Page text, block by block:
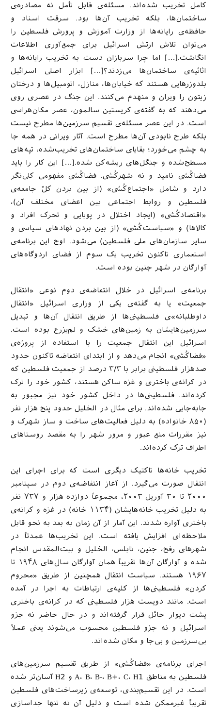
کامل تخریب شده‌اند. مسئله‌ی قابل تأمل نه مصادره‌ی
ساختمان‌ها، بلکه تخریب آن‌ها بود. سرقت اسناد و
حافظه‌ی رایانه‌ها از وزارت آموزش و پرورش فلسطین را
می‌توان تلاش ارتش اسرائیل برای جمع‌آوری اطلاعات
انگاشت.[…] اما چرا سربازان دست به تخریب رایانه‌ها و
اثاثیه‌ی ساختمان‌ها می‌زدند؟[…] ابزار اصلی اسرائیل
بلدوزرهایی هستند که خیابان‌ها، منازل، اتومبیل‌ها و درختان
زیتون را ویران و منهدم می‌کنند. این جنگ در عصری روی
می‌دهند که به گفته‌ی کریستین سالمون، عصر مکان‌هراسی
است. در این عصر مسئله‌ی تقسیم سرزمین‌ها مطرح نیست
بلکه طرح نابودی آن‌ها مطرح است. آثار ویرانی در همه جا
به چشم می‌خورد؛ بقایای ساختمان‌های تخریب‌شده، تپه‌های
مسطح‌شده و جنگل‌های ریشه‌کن شده.[…] این کار را باید
فضاکُشی نامید و نه شهرکُشی. فضاکُشی مفهومی کلی‌نگر
دارد و شامل «اجتماع‌کُشی» (از بین بردن کلّ جامعه‌ی
فلسطین و روابط اجتماعی بین اعضای مختلف آن)،
«اقتصادکُشی» (ایجاد اختلال در پویایی و تحرک افراد و
کالاها) و «سیاست‌کُشی» (از بین بردن نهادهای سیاسی و
سایر سازمان‌های ملی فلسطین) می‌شود. اوج این برنامه‌ی
استعماری تاکنون تخریب یک سوم از فضای اردوگاه‌های
آوارگان در شهر جنین بوده است.
برنامه‌ی اسرائیل در خلال انتفاضه‌ی دوم نوعی «انتقال
جمعیت» یا به گفته‌ی یکی از وزاری اسرائیل «انتقال
داوطلبانه»ی فلسطینی‌ها از طریق انتقال آن‌ها و تبدیل
سرزمین‌هایشان به زمین‌های خشک و لم‌یزرع بوده است.
اسرائیل این انتقال جمعیت را با استفاده از پروژه‌ی
«فضاکُشی» انجام می‌دهد و از ابتدای انتفاضه تاکنون حدود
صدهزار فلسطینی برابر با ۳/۳ درصد از جمعیت فلسطین که
در کرانه‌ی باختری و غزه ساکن هستند، کشور خود را ترک
کرده‌اند. فلسطینی‌ها در داخل کشور خود نیز مجبور به
جابه‌جایی شده‌اند. برای مثال در الخلیل حدود پنج هزار نفر
(۸۵۰ خانواده) به دلیل فعالیت‌های ساخت و ساز شهرک و
نیز مقررات منع عبور و مرور شهر را به مقصد روستاهای
اطراف ترک کرده‌اند.
تخریب خانه‌ها تاکتیک دیگری است که برای اجرای این
انتقال صورت می‌گیرد. از آغاز انتفاضه‌ی دوم در سپتامبر
۲۰۰۰ تا ۳۰ آوریل ۲۰۰۳، مجموعاً دوازده هزار و ۷۳۷ نفر
به دلیل تخریب خانه‌هایشان (۱۱۳۴ خانه) در غزه و کرانه‌ی
باختری آواره شدند. این آمار از آن زمان به بعد به نحو قابل
ملاحظه‌ای افزایش یافته است. این تخریب‌ها عمدتاً در
شهرهای رفح، جنین، نابلس، الخلیل و بیت‌المقدس انجام
شده و آوارگان آن‌ها تقریباً همان آوارگان سال‌های ۱۹۴۸ تا
۱۹۶۷ هستند. سیاست انتقال همچنین از طریق «محروم
کردن» فلسطینی‌ها از کلیه‌ی ارتباطات به اجرا در آمده
است. مانند دویست هزار فلسطینی که در کرانه‌ی باختری
پشت دیوار حائل قرار گرفته‌اند و در حال حاضر نه جزو
اسرائیل و نه جزو فلسطین محسوب می‌شوند یعنی عملاً
بی‌سرزمین و بی‌جا و مکان شده‌اند.
اجرای برنامه‌ی «فضاکُشی» از طریق تقسیم سرزمین‌های
فلسطین به مناطق A، B، B-، B+، C، H1 و H2 آسان‌تر شده
است. در این تقسیم‌بندی، توسعه‌ی زیرساخت‌های فلسطین
تقریباً غیرممکن شده است و دلیل آن نه تنها جداسازی